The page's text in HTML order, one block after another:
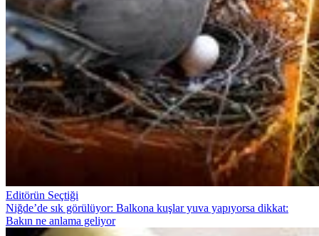
Editörün Seçtiği
Niğde’de sık görülüyor: Balkona kuşlar yuva yapıyorsa dikkat:
Bakın ne anlama geliyor